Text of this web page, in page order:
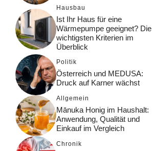
Hausbau
Ist Ihr Haus für eine
Wärmepumpe geeignet? Die
wichtigsten Kriterien im
Überblick
Politik
Österreich und MEDUSA:
Druck auf Karner wächst
Allgemein
Mānuka Honig im Haushalt:
Anwendung, Qualität und
Einkauf im Vergleich
Chronik